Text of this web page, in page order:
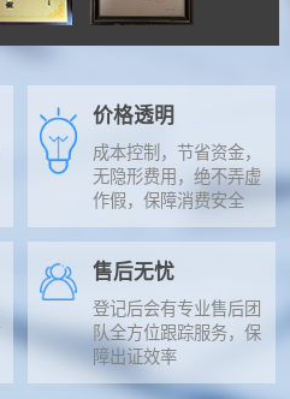
价格透明
成本控制，节省资金，
无隐形费用，绝不弄虚
作假，保障消费安全
售后无忧
登记后会有专业售后团
队全方位跟踪服务，保
障出证效率